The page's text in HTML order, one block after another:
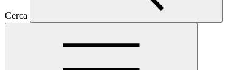
Cerca